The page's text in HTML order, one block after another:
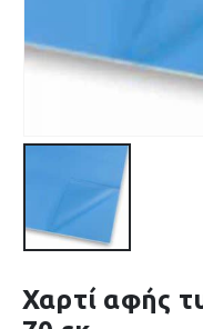
Χαρτί αφής